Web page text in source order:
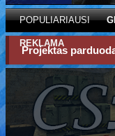
POPULIARIAUSI
REKLAMA
Projektas